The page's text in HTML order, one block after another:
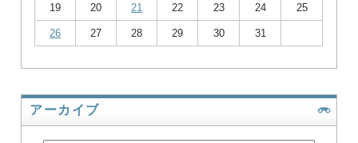
19 20 21 22 23 24 25
26 27 28 29 30 31
アーカイブ